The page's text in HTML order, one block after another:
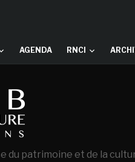
AGENDA RNCI
du patrimoine et de la